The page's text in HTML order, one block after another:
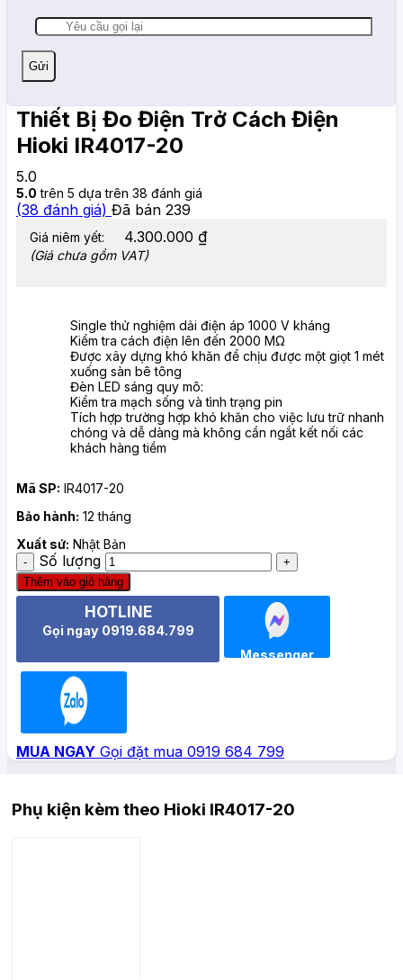
Thiết Bị Đo Điện Trở Cách Điện
Hioki IR4017-20
5.0
5.0 trên 5 dựa trên 38 đánh giá
(38 đánh giá) Đã bán 239
Giá niêm yết: 4.300.000 ₫
(Giá chưa gồm VAT)
Single thử nghiệm dải điện áp 1000 V kháng
Kiểm tra cách điện lên đến 2000 MΩ
Được xây dựng khó khăn để chịu được một giọt 1 mét
xuống sàn bê tông
Đèn LED sáng quy mô:
Kiểm tra mạch sống và tình trạng pin
Tích hợp trường hợp khó khăn cho việc lưu trữ nhanh
chóng và dễ dàng mà không cần ngắt kết nối các
khách hàng tiềm
Mã SP: IR4017-20
Bảo hành: 12 tháng
Xuất sứ: Nhật Bản
Số lượng
Thêm vào giỏ hàng
HOTLINE
Gọi ngay 0919.684.799
Messenger
MUA NGAY Gọi đặt mua 0919 684 799
Phụ kiện kèm theo Hioki IR4017-20